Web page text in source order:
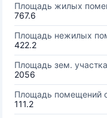
Площадь жилых
767.6
Площадь нежилых
422.2
Площадь зем.
2056
Площадь помещений
111.2